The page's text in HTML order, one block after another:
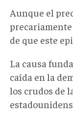
Aunque el
de que este
La causa
caída en la
los crudos de